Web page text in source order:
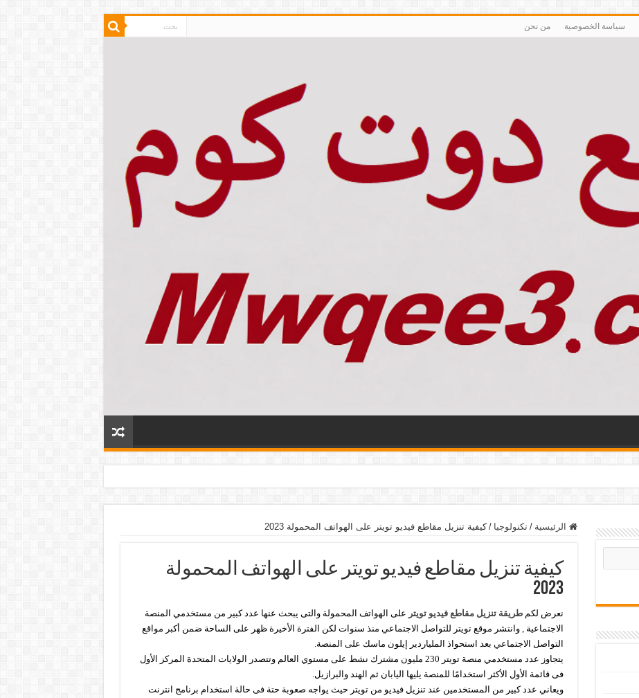
سياسة الخصوصية من نحن
الرئيسية / تكنولوجيا / كيفية تنزيل مقاطع فيديو تويتر على الهواتف المحمولة 2023
كيفية تنزيل مقاطع فيديو تويتر على الهواتف المحمولة
2023
نعرض لكمطريقة تنزيل مقاطع فيديو تويتر على الهواتف المحمولة والتى يبحث عنها عدد كبير من مستخدمي المنصة
الاجتماعية , وانتشر موقع تويتر للتواصل الاجتماعي منذ سنوات لكن الفترة الأخيرة ظهر على الساحة ضمن أكبر مواقع
التواصل الاجتماعي بعد استحواذ الملياردير إيلون ماسك على المنصة.
يتجاوز عدد مستخدمي منصة تويتر 230 مليون مشترك نشط على مستوي العالم وتتصدر الولايات المتحدة المركز الأول
فى قائمة الأول الأكثر استخدامًا للمنصة يليها اليابان ثم الهند والبرازيل.
ويعاني عدد كبير من المستخدمين عند تنزيل فيديو من تويتر حيث يواجه صعوبة حتة فى حالة استخدام برنامج انترنت